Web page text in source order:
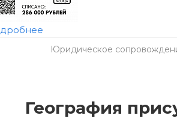
Юридическое
География